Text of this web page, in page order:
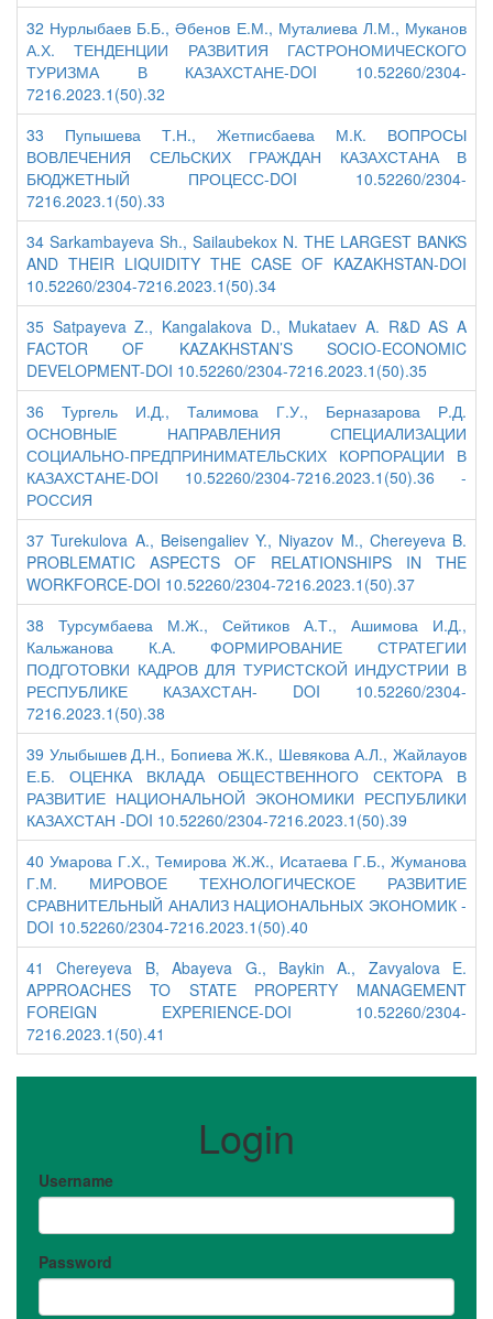
32 Нурлыбаев Б.Б., Әбенов Е.М., Муталиева Л.М., Муканов
А.Х. ТЕНДЕНЦИИ РАЗВИТИЯ ГАСТРОНОМИЧЕСКОГО
ТУРИЗМА В КАЗАХСТАНЕ-DOI 10.52260/2304-
7216.2023.1(50).32
33 Пупышева Т.Н., Жетписбаева М.К. ВОПРОСЫ
ВОВЛЕЧЕНИЯ СЕЛЬСКИХ ГРАЖДАН КАЗАХСТАНА В
БЮДЖЕТНЫЙ ПРОЦЕСС-DOI 10.52260/2304-
7216.2023.1(50).33
34 Sarkambayeva Sh., Sailaubekox N. THE LARGEST BANKS
AND THEIR LIQUIDITY THE CASE OF KAZAKHSTAN-DOI
10.52260/2304-7216.2023.1(50).34
35 Satpayeva Z., Kangalakova D., Mukataev A. R&D AS A
FACTOR OF KAZAKHSTAN’S SOCIO-ECONOMIC
DEVELOPMENT-DOI 10.52260/2304-7216.2023.1(50).35
36 Тургель И.Д., Талимова Г.У., Берназарова Р.Д.
ОСНОВНЫЕ НАПРАВЛЕНИЯ СПЕЦИАЛИЗАЦИИ
СОЦИАЛЬНО-ПРЕДПРИНИМАТЕЛЬСКИХ КОРПОРАЦИИ В
КАЗАХСТАНЕ-DOI 10.52260/2304-7216.2023.1(50).36 -
РОССИЯ
37 Turekulova A., Beisengaliev Y., Niyazov M., Chereyeva B.
PROBLEMATIC ASPECTS OF RELATIONSHIPS IN THE
WORKFORCE-DOI 10.52260/2304-7216.2023.1(50).37
38 Турсумбаева М.Ж., Сейтиков А.Т., Ашимова И.Д.,
Кальжанова К.А. ФОРМИРОВАНИЕ СТРАТЕГИИ
ПОДГОТОВКИ КАДРОВ ДЛЯ ТУРИСТСКОЙ ИНДУСТРИИ В
РЕСПУБЛИКЕ КАЗАХСТАН- DOI 10.52260/2304-
7216.2023.1(50).38
39 Улыбышев Д.Н., Бопиева Ж.К., Шевякова А.Л., Жайлауов
Е.Б. ОЦЕНКА ВКЛАДА ОБЩЕСТВЕННОГО СЕКТОРА В
РАЗВИТИЕ НАЦИОНАЛЬНОЙ ЭКОНОМИКИ РЕСПУБЛИКИ
КАЗАХСТАН -DOI 10.52260/2304-7216.2023.1(50).39
40 Умарова Г.Х., Темирова Ж.Ж., Исатаева Г.Б., Жуманова
Г.М. МИРОВОЕ ТЕХНОЛОГИЧЕСКОЕ РАЗВИТИЕ
СРАВНИТЕЛЬНЫЙ АНАЛИЗ НАЦИОНАЛЬНЫХ ЭКОНОМИК -
DOI 10.52260/2304-7216.2023.1(50).40
41 Chereyeva B, Abayeva G., Baykin A., Zavyalova E.
APPROACHES TO STATE PROPERTY MANAGEMENT
FOREIGN EXPERIENCE-DOI 10.52260/2304-
7216.2023.1(50).41
Login
Username
Password